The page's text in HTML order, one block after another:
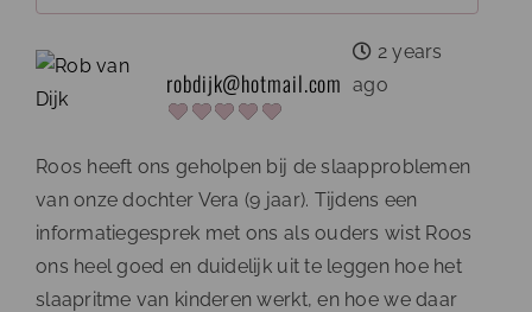
robdijk@hotmail.com
2 years
ago
Roos heeft ons geholpen bij de slaapproblemen
van onze dochter Vera (9 jaar). Tijdens een
informatiegesprek met ons als ouders wist Roos
ons heel goed en duidelijk uit te leggen hoe het
slaapritme van kinderen werkt, en hoe we daar